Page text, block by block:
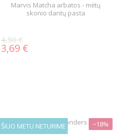
Marvis Matcha arbatos - mėtų
skonio dantų pasta
4,50 €
3,69 €
ŠIUO METU NETURIME −18%